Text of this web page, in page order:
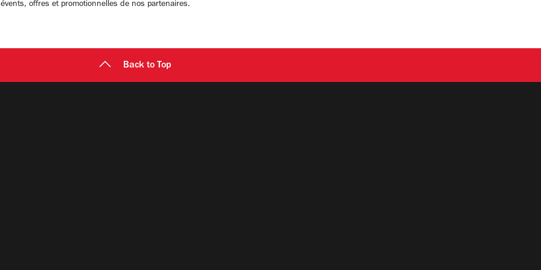
offres et promotionnelles de nos partenaires.
Back to Top